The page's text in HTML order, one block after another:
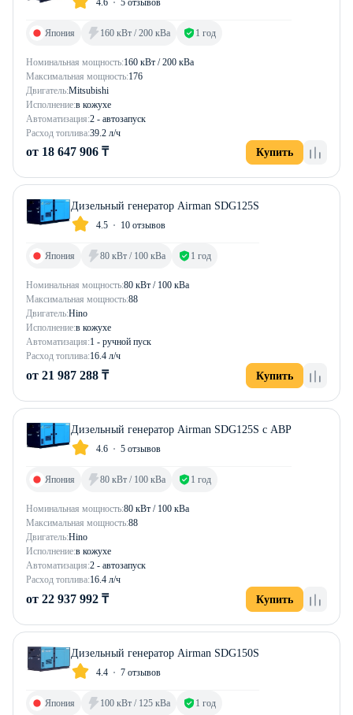
Номинальная мощность:160 кВт / 200 кВа
Максимальная мощность:176
Двигатель:Mitsubishi
Исполнение:в кожухе
Автоматизация:2 - автозапуск
Расход топлива:39.2 л/ч
Япония 160 кВт / 200 кВа 1 год
от 18 647 906 ₸ Купить
Дизельный генератор Airman SDG125S
4.5 10 отзывов
Номинальная мощность:80 кВт / 100 кВа
Максимальная мощность:88
Двигатель:Hino
Исполнение:в кожухе
Автоматизация:1 - ручной пуск
Расход топлива:16.4 л/ч
Япония 80 кВт / 100 кВа 1 год
от 21 987 288 ₸ Купить
Дизельный генератор Airman SDG125S с АВР
4.6 5 отзывов
Номинальная мощность:80 кВт / 100 кВа
Максимальная мощность:88
Двигатель:Hino
Исполнение:в кожухе
Автоматизация:2 - автозапуск
Расход топлива:16.4 л/ч
Япония 80 кВт / 100 кВа 1 год
от 22 937 992 ₸ Купить
Дизельный генератор Airman SDG150S
4.4 7 отзывов
Япония 100 кВт / 125 кВа 1 год